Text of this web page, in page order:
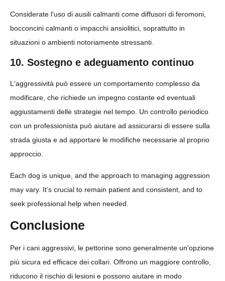
Considerate l'uso di ausili calmanti come diffusori di feromoni,
bocconcini calmanti o impacchi ansiolitici, soprattutto in
situazioni o ambienti notoriamente stressanti.
10. Sostegno e adeguamento continuo
L'aggressività può essere un comportamento complesso da
modificare, che richiede un impegno costante ed eventuali
aggiustamenti delle strategie nel tempo. Un controllo periodico
con un professionista può aiutare ad assicurarsi di essere sulla
strada giusta e ad apportare le modifiche necessarie al proprio
approccio.
Each dog is unique, and the approach to managing aggression
may vary. It’s crucial to remain patient and consistent, and to
seek professional help when needed.
Conclusione
Per i cani aggressivi, le pettorine sono generalmente un'opzione
più sicura ed efficace dei collari. Offrono un maggiore controllo,
riducono il rischio di lesioni e possono aiutare in modo